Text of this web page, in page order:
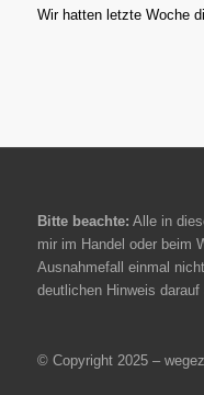
Wir hatten letzte Woche
Bitte beachte: Alle in
mir im Handel oder beim
Ausnahmefall einmal
deutlichen Hinweis
© Copyright 2025 –